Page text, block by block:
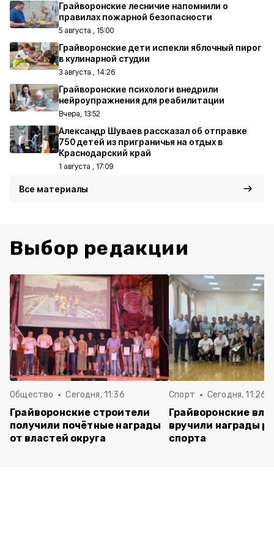
Грайворонские лесничие напомнили о
правилах пожарной безопасности
5 августа , 15:00
Грайворонские дети испекли яблочный пирог
в кулинарной студии
3 августа , 14:26
Грайворонские психологи внедрили
нейроупражнения для реабилитации
Вчера, 13:52
Александр Шуваев рассказал об отправке
750 детей из приграничья на отдых в
Краснодарский край
1 августа , 17:09
Все материалы
Выбор редакции
Общество Сегодня, 11:36
Грайворонские строители
получили почётные награды
от властей округа
Спорт Сегодня, 11:26
Грайворонские
вручили награды
спорта